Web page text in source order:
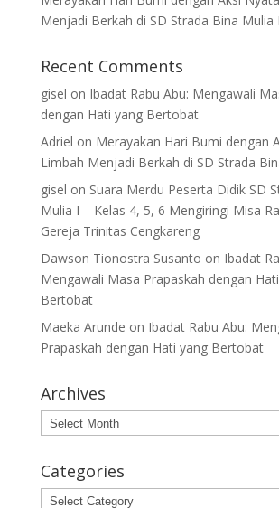
Menjadi Berkah di SD Strada Bina Mulia I
Recent Comments
gisel on Ibadat Rabu Abu: Mengawali
dengan Hati yang Bertobat
Adriel on Merayakan Hari Bumi dengan
Limbah Menjadi Berkah di SD Strada
gisel on Suara Merdu Peserta Didik SD
Mulia I – Kelas 4, 5, 6 Mengiringi Misa
Gereja Trinitas Cengkareng
Dawson Tionostra Susanto on Ibadat
Mengawali Masa Prapaskah dengan
Bertobat
Maeka Arunde on Ibadat Rabu Abu:
Prapaskah dengan Hati yang Bertobat
Archives
Archives
Categories
Categories